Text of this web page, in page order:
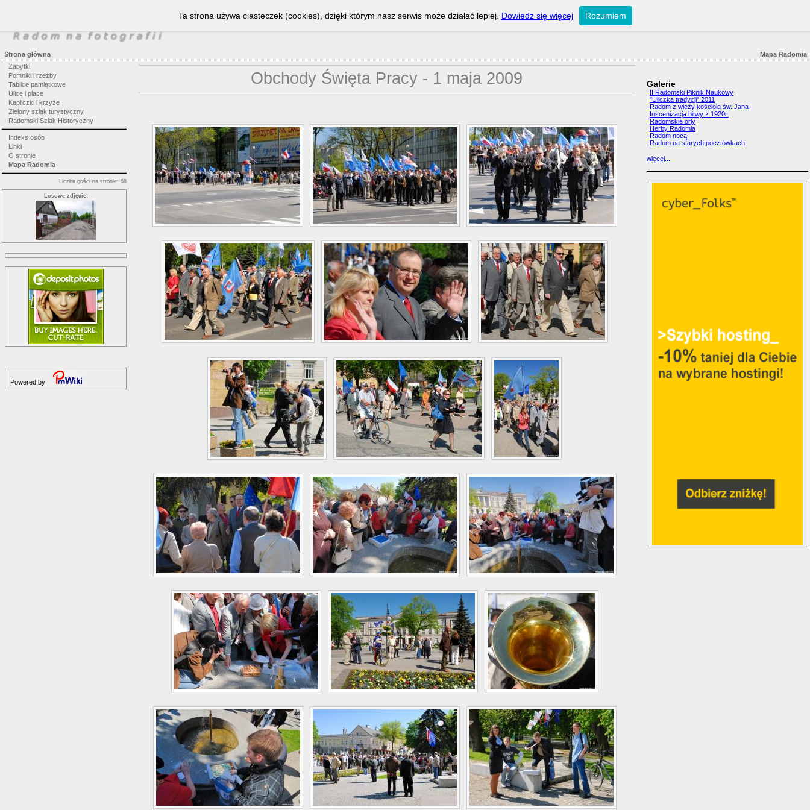
Mapa Radomia
Strona główna
Zabytki
Pomniki i rzeźby
Tablice pamiątkowe
Ulice i place
Kapliczki i krzyże
Zielony szlak turystyczny
Radomski Szlak Historyczny
Indeks osób
Linki
O stronie
Mapa Radomia
Liczba gości na stronie: 68
Losowe zdjęcie:
Powered by
Obchody Święta Pracy - 1 maja 2009 Galerie
II Radomski Piknik Naukowy
"Uliczka tradycji" 2011
Radom z wieży kościoła św. Jana
Inscenizacja bitwy z 1920r.
Radomskie orły
Herby Radomia
Radom nocą
Radom na starych pocztówkach
więcej...
Ta strona używa ciasteczek (cookies), dzięki którym nasz serwis może działać lepiej. Dowiedz się więcej Rozumiem